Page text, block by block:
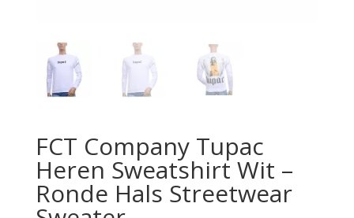
FCT Company Tupac
Heren Sweatshirt Wit –
Ronde Hals Streetwear